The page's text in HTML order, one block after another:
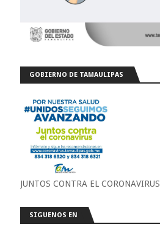
GOBIERNO DE TAMAULIPAS
JUNTOS CONTRA EL CORONAVIRUS
SIGUENOS EN